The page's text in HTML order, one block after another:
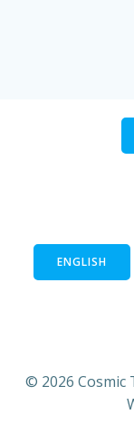
ENGLISH
© 2026 Cosmic